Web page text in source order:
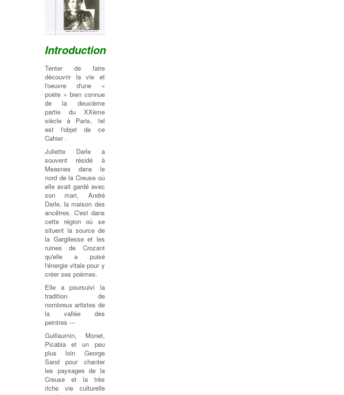
Introduction
Tenter de faire
découvrir la vie et
l'oeuvre d'une «
poète » bien connue
de la deuxième
partie du XXème
siècle à Paris, tel
est l'objet de ce
Cahier .
Juliette Darle a
souvent résidé à
Measnes dans le
nord de la Creuse où
elle avait gardé avec
son mari, André
Darle, la maison des
ancêtres. C'est dans
cette région où se
situent la source de
la Gargilesse et les
ruines de Crozant
qu'elle a puisé
l'énergie vitale pour y
créer ses poèmes.
Elle a poursuivi la
tradition de
nombreux artistes de
la vallée des
peintres ---
Guillaumin, Monet,
Picabia et un peu
plus loin George
Sand pour chanter
les paysages de la
Creuse et la très
riche vie culturelle